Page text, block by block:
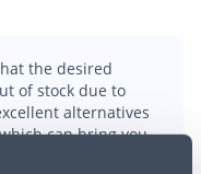
the desired
of stock due to
alternatives
can bring you